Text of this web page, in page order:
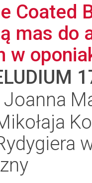
Coated
mas do
w